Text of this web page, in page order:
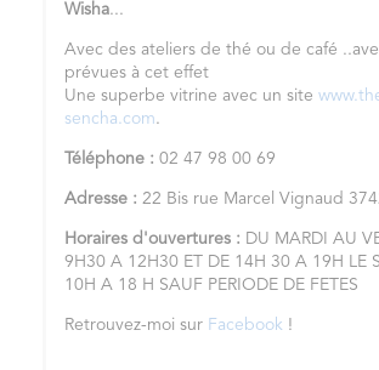
Wisha...
Avec des ateliers de thé ou de café
prévues à cet effet
Une superbe vitrine avec un site
sencha.com.
Téléphone : 02 47 98 00 69
Adresse : 22 Bis rue Marcel Vignaud
Horaires d'ouvertures : DU MARDI AU
9H30 A 12H30 ET DE 14H 30 A 19H LE
10H A 18 H SAUF PERIODE DE FETES
Retrouvez-moi sur Facebook !